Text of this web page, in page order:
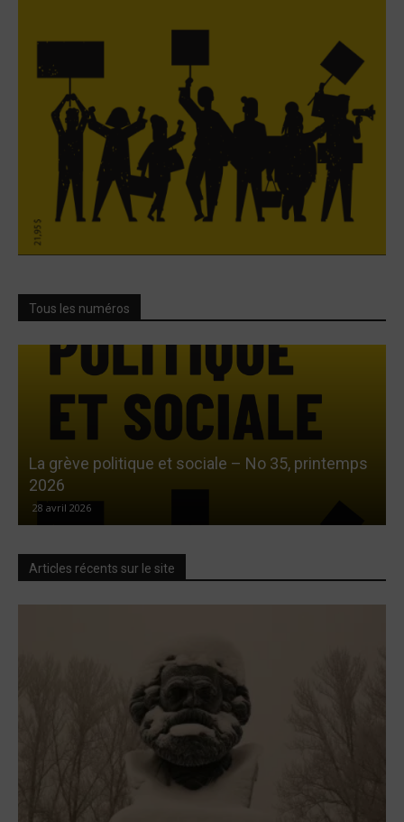
Tous les numéros
La grève politique et sociale – No 35, printemps
2026
28 avril 2026
Articles récents sur le site